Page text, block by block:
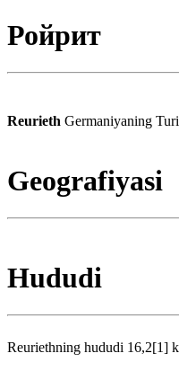
Ройрит
Reurieth Germaniyaning
Geografiyasi
Hududi
Reuriethning hududi 16,2[1]